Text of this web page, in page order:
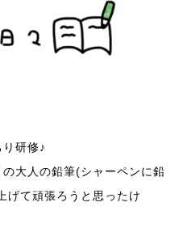
研修♪
大人の鉛筆(シャーペンに鉛
げて頑張ろうと思ったけ